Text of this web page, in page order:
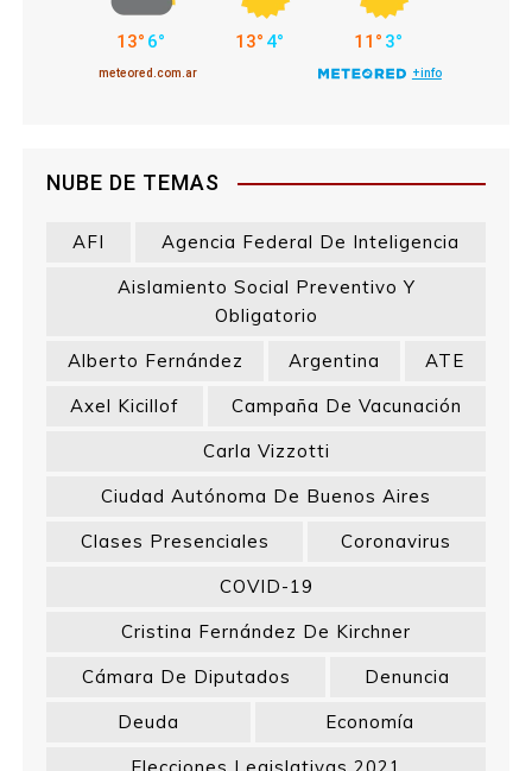
NUBE DE TEMAS
AFI
Agencia Federal De Inteligencia
Aislamiento Social Preventivo Y
Obligatorio
Alberto Fernández
Argentina
ATE
Axel Kicillof
Campaña De Vacunación
Carla Vizzotti
Ciudad Autónoma De Buenos Aires
Clases Presenciales
Coronavirus
COVID-19
Cristina Fernández De Kirchner
Cámara De Diputados
Denuncia
Deuda
Economía
Elecciones Legislativas 2021